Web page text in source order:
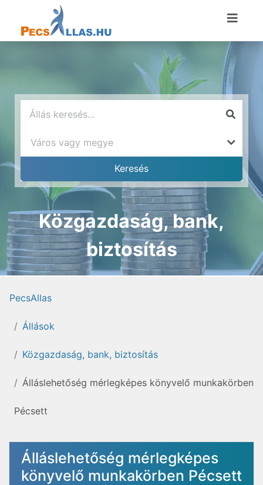
Közgazdaság, bank,
biztosítás
PecsAllas
Állások
Közgazdaság, bank, biztosítás
Álláslehetőség mérlegképes könyvelő munkakörben
Pécsett
Álláslehetőség mérlegképes
könyvelő munkakörben Pécsett